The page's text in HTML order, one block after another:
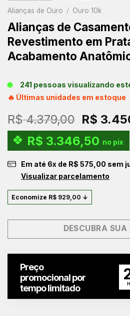
Alianças de Ouro / Ouro 10k
Alianças de
Revestimento em
Acabamento
241 pessoas visualizando
🔥 Últimas unidades em estoque
R$4.379,00 O
preço
original
era:
R$
R$
R$ 3.346,50 no pix
Em até 6x de R$ 575,00 sem
Visualizar parcelamento
Economize R$ 929,00 ↓
DESCUBRA SUA
Preço
promocional por
tempo limitado